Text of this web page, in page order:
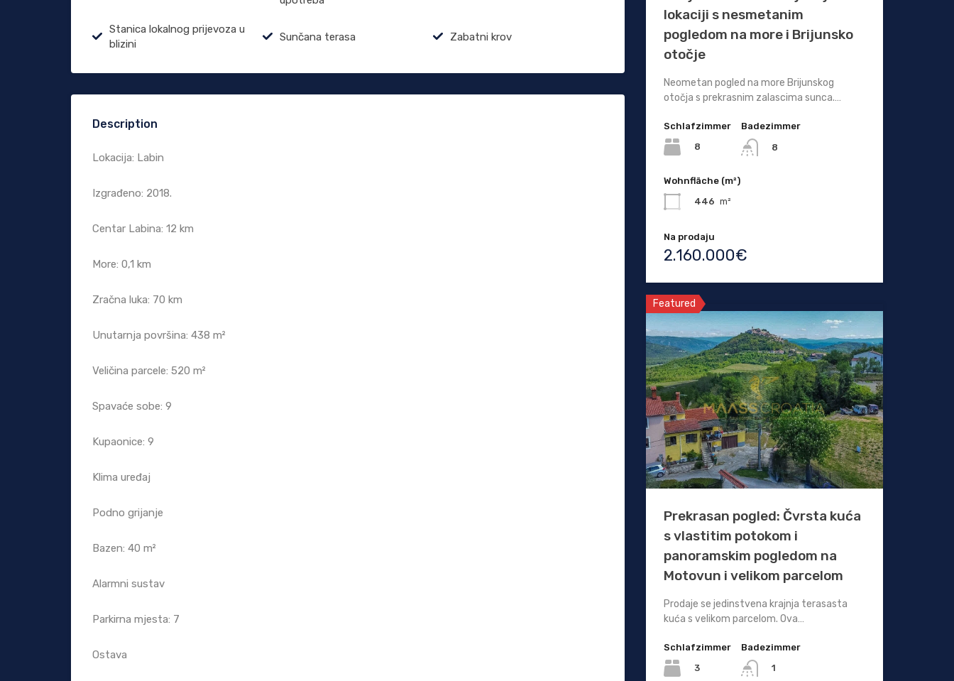
Stanica lokalnog prijevoza u
blizini
Sunčana terasa Zabatni krov
Description
Lokacija: Labin
Izgrađeno: 2018.
Centar Labina: 12 km
More: 0,1 km
Zračna luka: 70 km
Unutarnja površina: 438 m²
Veličina parcele: 520 m²
Spavaće sobe: 9
Kupaonice: 9
Klima uređaj
Podno grijanje
Bazen: 40 m²
Alarmni sustav
Parkirna mjesta: 7
Ostava
lokaciji s nesmetanim
pogledom na more i Brijunsko
otočje
Neometan pogled na more Brijunskog
otočja s prekrasnim zalascima sunca.…
Schlafzimmer
8
Badezimmer
8
Wohnfläche (m²)
446 m²
Na prodaju
2.160.000€
Featured
Prekrasan pogled: Čvrsta kuća
s vlastitim potokom i
panoramskim pogledom na
Motovun i velikom parcelom
Prodaje se jedinstvena krajnja terasasta
kuća s velikom parcelom. Ova…
Schlafzimmer
3
Badezimmer
1